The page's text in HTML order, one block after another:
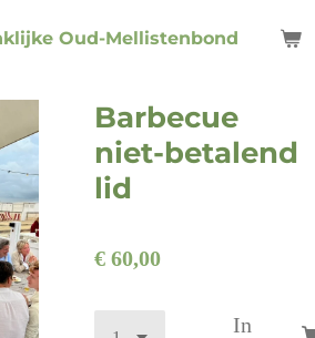
Oud-Mellistenbond
Barbecue
niet-betalend
lid
€ 60,00
In